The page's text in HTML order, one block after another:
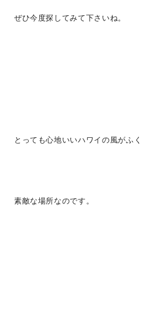
ぜひ今度探してみて下さいね。
とっても心地いいハワイの風がふく
素敵な場所なのです。